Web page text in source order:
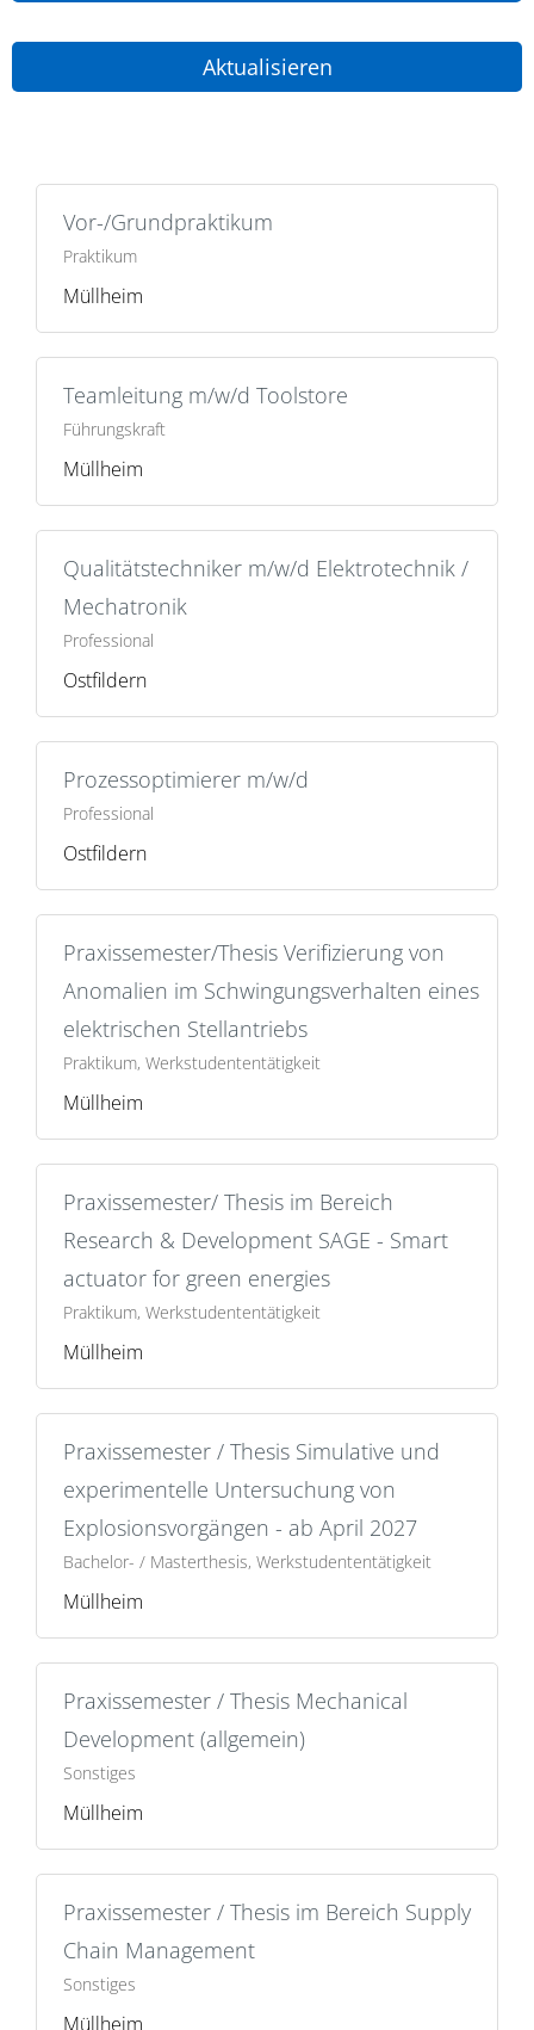
Aktualisieren
Vor-/Grundpraktikum
Praktikum
Müllheim
Teamleitung m/w/d Toolstore
Führungskraft
Müllheim
Qualitätstechniker m/w/d Elektrotechnik /
Mechatronik
Professional
Ostfildern
Prozessoptimierer m/w/d
Professional
Ostfildern
Praxissemester/Thesis Verifizierung von
Anomalien im Schwingungsverhalten eines
elektrischen Stellantriebs
Praktikum, Werkstudententätigkeit
Müllheim
Praxissemester/ Thesis im Bereich
Research & Development SAGE - Smart
actuator for green energies
Praktikum, Werkstudententätigkeit
Müllheim
Praxissemester / Thesis Simulative und
experimentelle Untersuchung von
Explosionsvorgängen - ab April 2027
Bachelor- / Masterthesis, Werkstudententätigkeit
Müllheim
Praxissemester / Thesis Mechanical
Development (allgemein)
Sonstiges
Müllheim
Praxissemester / Thesis im Bereich Supply
Chain Management
Sonstiges
Müllheim